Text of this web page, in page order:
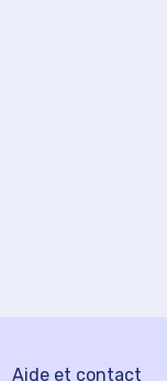
Aide et contact